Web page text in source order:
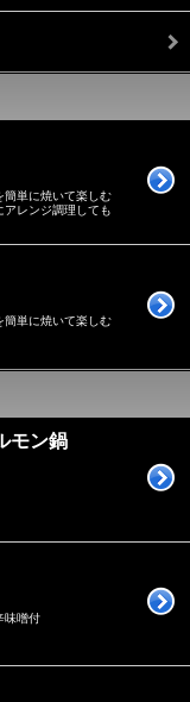
簡単に焼いて楽しむ
アレンジ調理しても
簡単に焼いて楽しむ
モン鍋
味噌付